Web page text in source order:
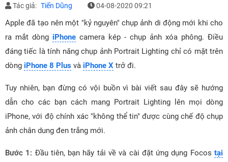
Tác giả: Tiến Dũng 04-08-2020 09:21
Apple đã tạo nên một "kỷ nguyên" chụp ảnh di động mới khi cho
ra mắt dòng iPhone camera kép - chụp ảnh xóa phông. Điều
đáng tiếc là tính năng chụp ảnh Portrait Lighting chỉ có mặt trên
dòng iPhone 8 Plus và iPhone X trở đi.
Tuy nhiên, bạn đừng có vội buồn vì bài viết sau đây sẽ hướng
dẫn cho các bạn cách mang Portrait Lighting lên mọi dòng
iPhone, với độ chính xác "không thể tin" được cùng chế độ chụp
ảnh chân dung đen trắng mới.
Bước 1: Đầu tiên, bạn hãy tải về và cài đặt ứng dụng Focostại